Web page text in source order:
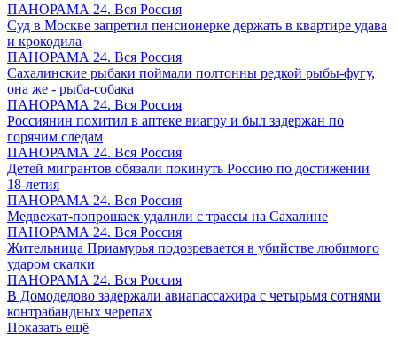
ПАНОРАМА 24. Вся Россия
Суд в Москве запретил пенсионерке держать в квартире удава
и крокодила
ПАНОРАМА 24. Вся Россия
Сахалинские рыбаки поймали полтонны редкой рыбы-фугу,
она же - рыба-собака
ПАНОРАМА 24. Вся Россия
Россиянин похитил в аптеке виагру и был задержан по
горячим следам
ПАНОРАМА 24. Вся Россия
Детей мигрантов обязали покинуть Россию по достижении
18-летия
ПАНОРАМА 24. Вся Россия
Медвежат-попрошаек удалили с трассы на Сахалине
ПАНОРАМА 24. Вся Россия
Жительница Приамурья подозревается в убийстве любимого
ударом скалки
ПАНОРАМА 24. Вся Россия
В Домодедово задержали авиапассажира с четырьмя сотнями
контрабандных черепах
Показать ещё